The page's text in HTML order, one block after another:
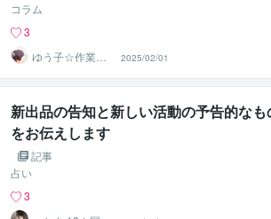
コラム
3
ゆう子☆作業療
法士＆ライフコ
ーチ
2025/02/01
新出品の告知と新しい活動の予告的なも
をお伝えします
記事
占い
3